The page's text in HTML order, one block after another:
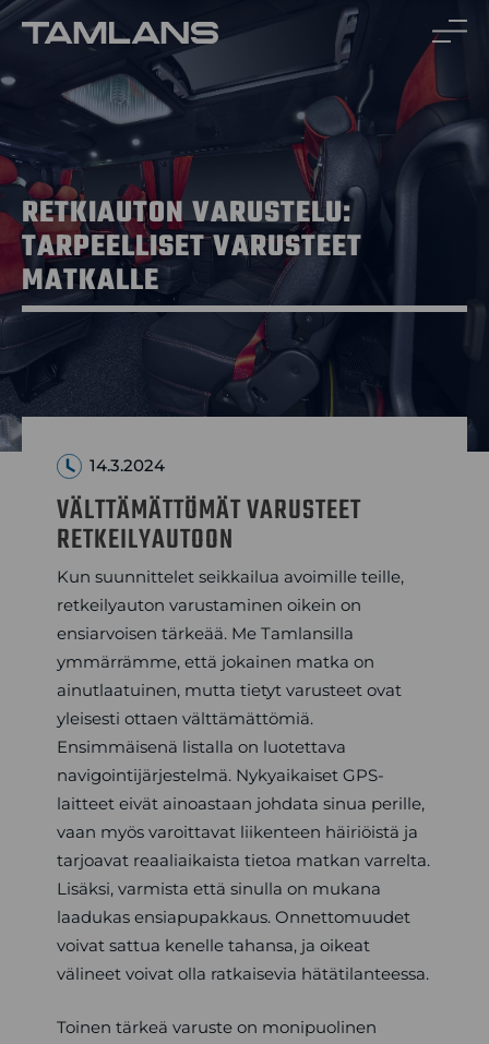
Siirry
sisältöön
RETKIAUTON VARUSTELU:
TARPEELLISET VARUSTEET
MATKALLE
14.3.2024
VÄLTTÄMÄTTÖMÄT VARUSTEET
RETKEILYAUTOON
Kun suunnittelet seikkailua avoimille teille,
retkeilyauton varustaminen oikein on
ensiarvoisen tärkeää. Me Tamlansilla
ymmärrämme, että jokainen matka on
ainutlaatuinen, mutta tietyt varusteet ovat
yleisesti ottaen välttämättömiä.
Ensimmäisenä listalla on luotettava
navigointijärjestelmä. Nykyaikaiset GPS-
laitteet eivät ainoastaan johdata sinua perille,
vaan myös varoittavat liikenteen häiriöistä ja
tarjoavat reaaliaikaista tietoa matkan varrelta.
Lisäksi, varmista että sinulla on mukana
laadukas ensiapupakkaus. Onnettomuudet
voivat sattua kenelle tahansa, ja oikeat
välineet voivat olla ratkaisevia hätätilanteessa.
Toinen tärkeä varuste on monipuolinen